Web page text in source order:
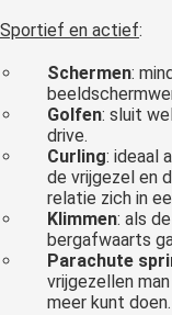
Sportief en actief:
Schermen:
Golfen: sluit
drive.
Curling: ideaal
de vrijgezel en
relatie zich in
Klimmen: als
bergafwaarts
Parachute
vrijgezellen
meer kunt doen.